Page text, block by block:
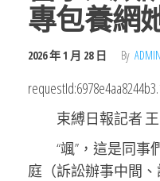
專包養網
2026 年 1 月 28 日 By ADMIN
束縛日報記者
“颯”，這是同
庭（訴訟辦事中間